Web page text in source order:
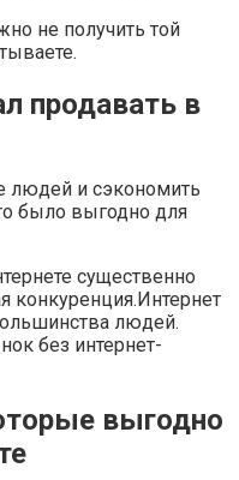
не получить той
продавать в
людей и сэкономить
было выгодно для
существенно
конкуренция.Интернет
людей.
без интернет-
выгодно